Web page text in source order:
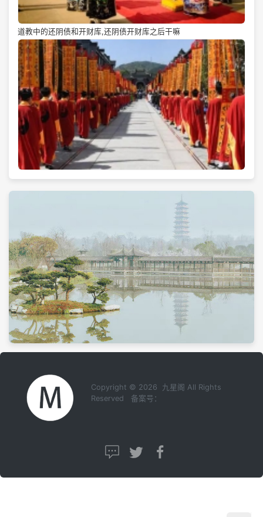
道教中的还阴债和开财库,还阴债开财库之后干嘛
Copyright © 2026 九星阁 All Rights
Reserved 备案号：